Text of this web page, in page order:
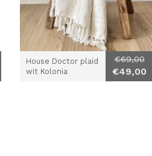
House Doctor plaid
wit Kolonia
€69,00
€49,00